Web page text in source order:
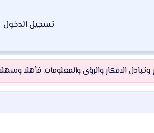
تسجيل الدخول
الافكار والرؤى والمعلومات. فأهلاَ